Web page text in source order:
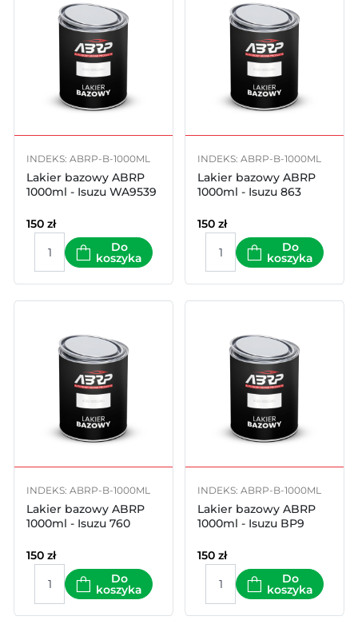
INDEKS: ABRP-B-1000ML
Lakier bazowy ABRP
1000ml - Isuzu WA9539
150 zł
Do
koszyka
INDEKS: ABRP-B-1000ML
Lakier bazowy ABRP
1000ml - Isuzu 863
150 zł
Do
koszyka
INDEKS: ABRP-B-1000ML
Lakier bazowy ABRP
1000ml - Isuzu 760
150 zł
Do
koszyka
INDEKS: ABRP-B-1000ML
Lakier bazowy ABRP
1000ml - Isuzu BP9
150 zł
Do
koszyka